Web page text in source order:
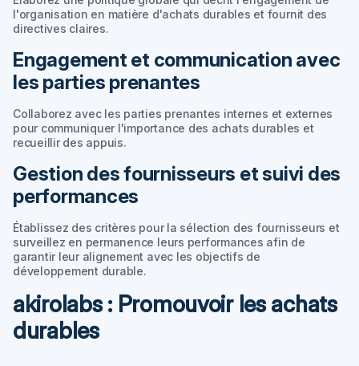
l'organisation en matière d'achats durables et fournit des
directives claires.
Engagement et communication avec
les parties prenantes
Collaborez avec les parties prenantes internes et externes
pour communiquer l'importance des achats durables et
recueillir des appuis.
Gestion des fournisseurs et suivi des
performances
Établissez des critères pour la sélection des fournisseurs et
surveillez en permanence leurs performances afin de
garantir leur alignement avec les objectifs de
développement durable.
akirolabs : Promouvoir les achats
durables